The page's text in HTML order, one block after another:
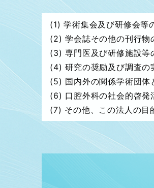
(1) 学術集会及び研修会等
(2) 学会誌その他の刊行物
(3) 専門医及び研修施設等
(4) 研究の奨励及び調査の
(5) 国内外の関係学術団体
(6) 口腔外科の社会的啓発
(7) その他、この法人の目